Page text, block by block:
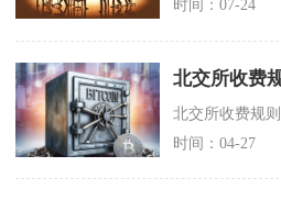
时间：07-24
北交所收费
时间：04-27